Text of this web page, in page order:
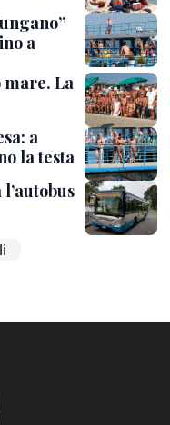
a
mare. La
a
la testa